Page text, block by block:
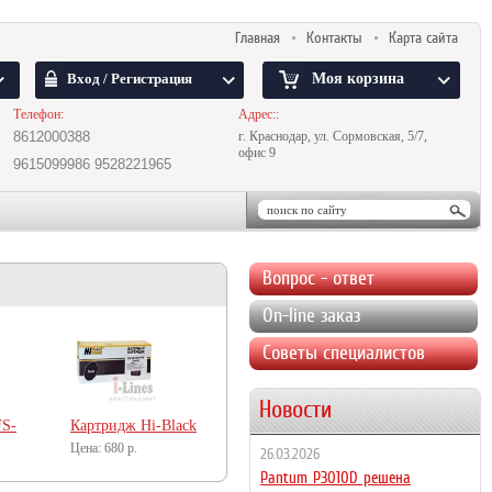
Вход / Регистрация Моя корзина
Главная Контакты Карта сайта
Телефон:
8612000388
9615099986 9528221965
Адрес::
г. Краснодар, ул. Сормовская, 5/7,
офис 9
Картридж Hi-Black
FX-10/FX-9/Q2612A
680 р.
Вопрос - ответ
On-line заказ
Советы специалистов
Новости
26.03.2026
Pantum P3010D решена